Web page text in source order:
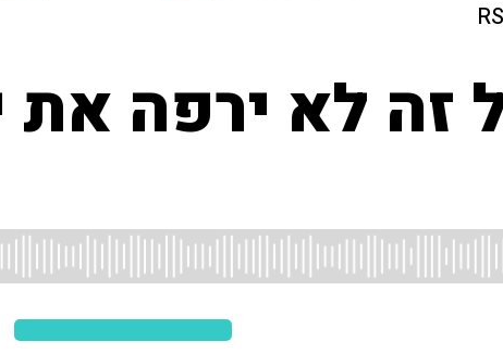
זה לא ירפה את